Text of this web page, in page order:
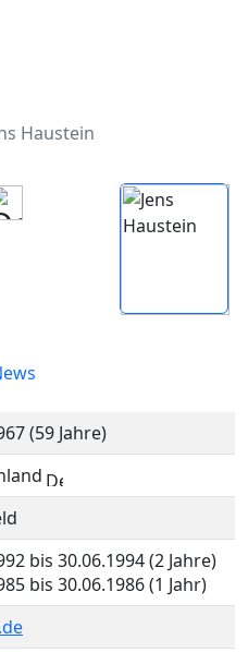
Haustein
(59 Jahre)
bis 30.06.1994 (2 Jahre)
bis 30.06.1986 (1 Jahr)